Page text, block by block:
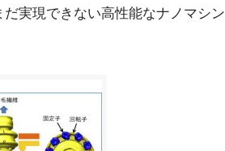
実現できない高性能なナノマシン